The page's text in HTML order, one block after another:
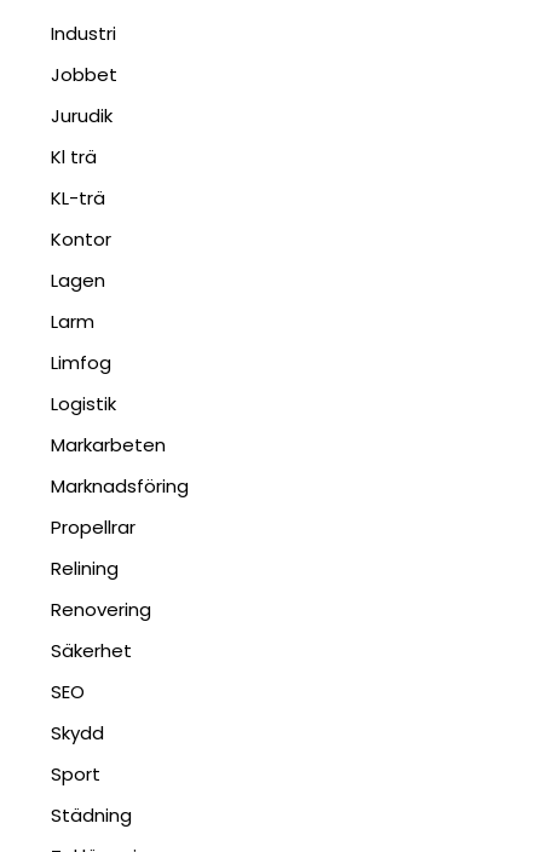
Industri
Jobbet
Jurudik
Kl trä
KL-trä
Kontor
Lagen
Larm
Limfog
Logistik
Markarbeten
Marknadsföring
Propellrar
Relining
Renovering
Säkerhet
SEO
Skydd
Sport
Städning